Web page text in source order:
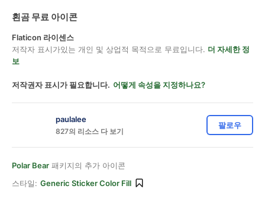
횐곰 무료 아이콘
Flaticon 라이센스
저작자 표시가있는 개인 및 상업적 목적으로 무료입니다. 더 자세한 정
보
저작권자 표시가 필요합니다. 어떻게 속성을 지정하나요?
paulalee
827의 리소스 다 보기
팔로우
Polar Bear 패키지의 추가 아이콘
스타일: Generic Sticker Color Fill